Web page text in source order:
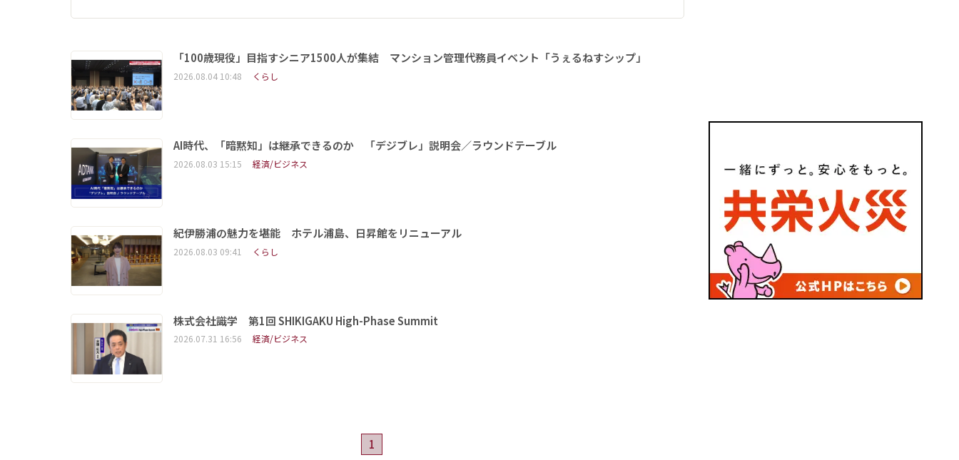
「100歳現役」目指すシニア1500人が集結 マンション管理代務員イベント「うぇるねすシップ」
2026.08.04 10:48 くらし
AI時代、「暗黙知」は継承できるのか 「デジブレ」説明会／ラウンドテーブル
2026.08.03 15:15 経済/ビジネス
紀伊勝浦の魅力を堪能 ホテル浦島、日昇館をリニューアル
2026.08.03 09:41 くらし
株式会社識学 第1回 SHIKIGAKU High-Phase Summit
2026.07.31 16:56 経済/ビジネス
1